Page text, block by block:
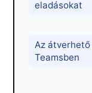
eladásokat
Az
Teamsben